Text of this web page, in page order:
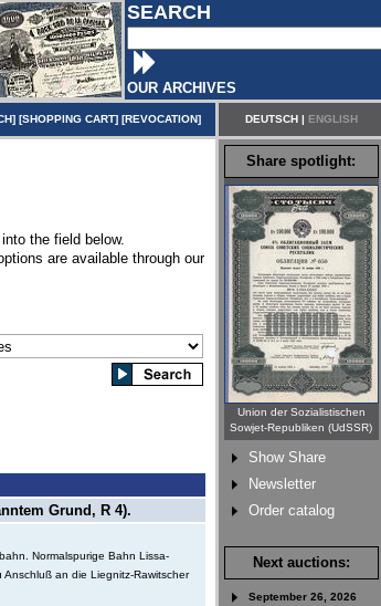
SEARCH
OUR ARCHIVES
] [SHOPPING CART] [REVOCATION] DEUTSCH| ENGLISH
the field below.
are available through our
Grund, R 4).
Normalspurige Bahn Lissa-
an die Liegnitz-Rawitscher
Share spotlight:
Union der Sozialistischen
Sowjet-Republiken (UdSSR)
Show Share
Newsletter
Order catalog
Next auctions:
September 26, 2026